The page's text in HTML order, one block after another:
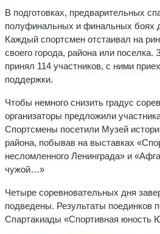
В подготовках, предварительных
полуфинальных и финальных боях
Каждый спортсмен отстаивал на
своего города, района или поселка.
принял 114 участников, с ними
поддержки.
Чтобы немного снизить градус
организаторы предложили
Спортсмены посетили Музей
района, побывав на выставках
несломленного Ленинграда» и
чужой…»
Четыре соревновательных дня
подведены. Результаты поединков
Спартакиады «Спортивная юность